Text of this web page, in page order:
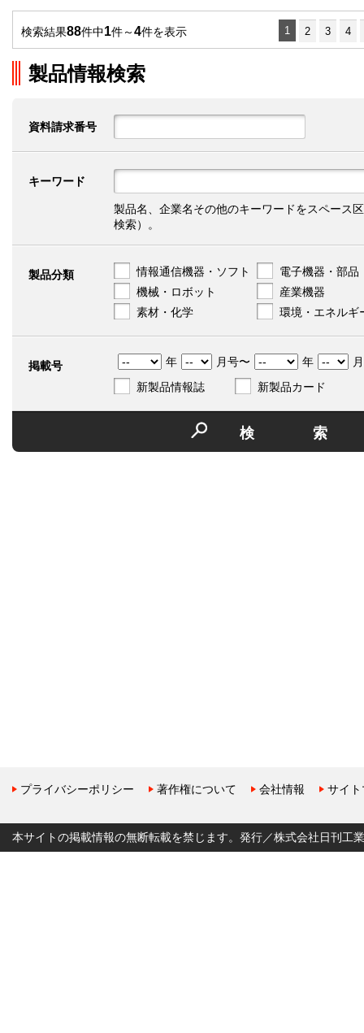
検索結果88件中1件～4件を表示 1 2 3 4
製品情報検索
資料請求番号
キーワード
製品名、企業名その他のキーワードをスペース
検索）。
製品分類 情報通信機器・ソフト
電子機器・部品
機械・ロボット
産業機器
素材・化学
環境・エネルギ
掲載号 年 月号〜 年
新製品情報誌
新製品カード
検
プライバシーポリシー 著作権について 会社情報 サイ
本サイトの掲載情報の無断転載を禁じます。発行／株式会社日刊